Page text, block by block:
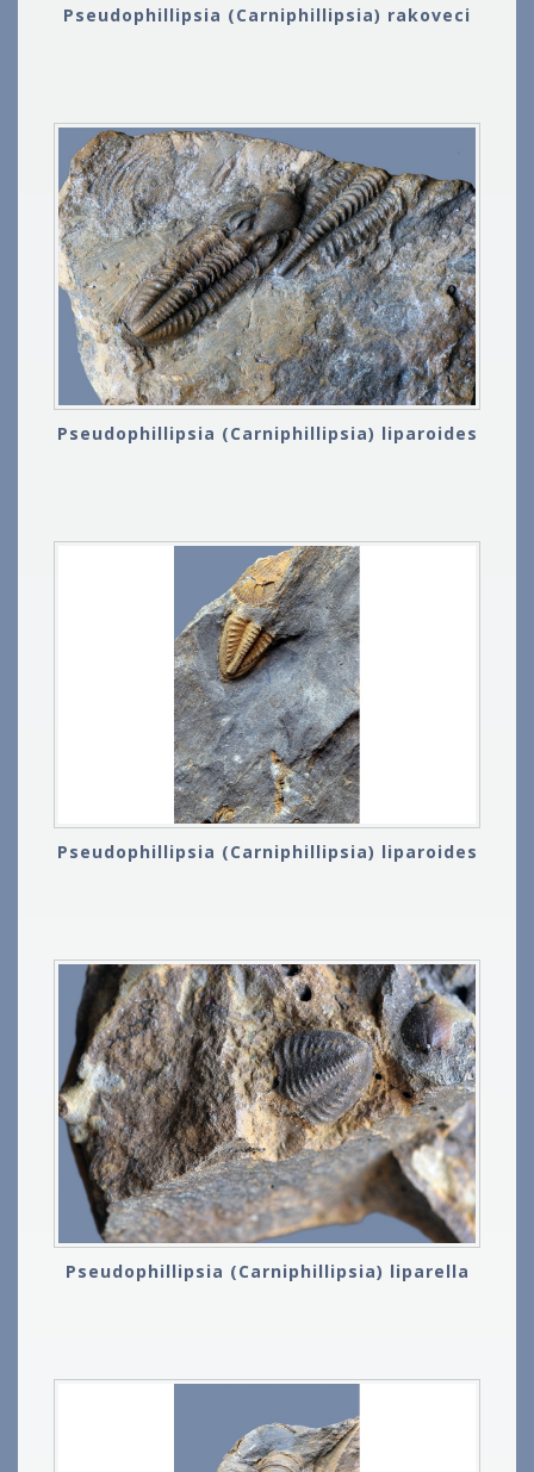
Pseudophillipsia (Carniphillipsia) rakoveci
Pseudophillipsia (Carniphillipsia) liparoides
Pseudophillipsia (Carniphillipsia) liparoides
Pseudophillipsia (Carniphillipsia) liparella